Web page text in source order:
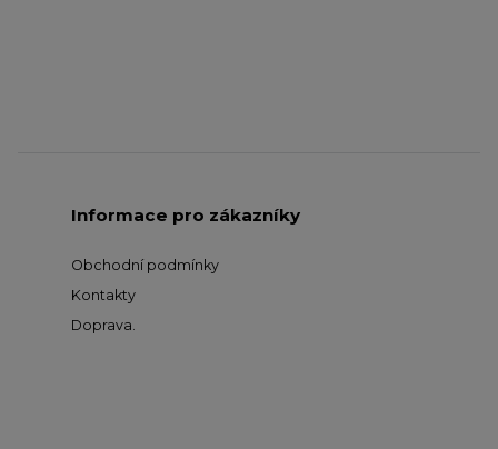
Informace pro zákazníky
Obchodní podmínky
Kontakty
Doprava.